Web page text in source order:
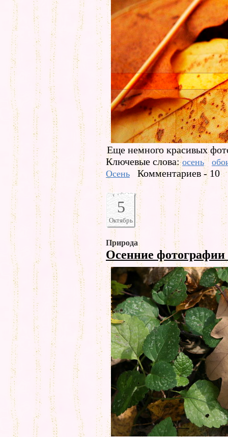
Еще немного красивых
Ключевые слова:осень
Осень
Комментариев - 10
5
Октябрь
Природа
Осенние фотографии